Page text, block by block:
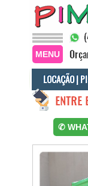
MENU
LOCAÇÃO |
Locação Piscina de Bolinha
Aluguel Piscina de Bolinha
✆